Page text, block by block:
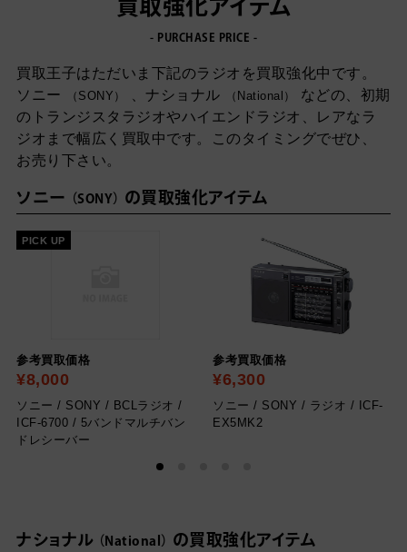
買取強化アイテム
- PURCHASE PRICE -
買取王子はただいま下記のラジオを買取強化中です。
ソニー
SONY 、ナショナル National などの、 初期
のトランジスタラジオやハイエンドラジオ、レアなラ
ジオまで幅広く買取中です。
このタイミングでぜひ、
お売り下さい。
ソニー SONY の買取強化アイテム
PICK UP
参考買取価格
¥8,000
ソニー / SONY / BCLラジオ /
ICF-6700 / 5バンドマルチバン
ドレシーバー
参考買取価格
¥6,300
ソニー / SONY / ラジオ / ICF-
EX5MK2
ナショナル National の買取強化アイテム